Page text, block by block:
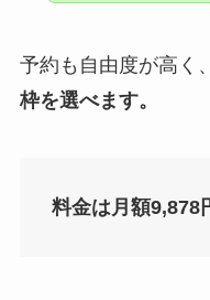
予約も自由度が高く、
枠を選べます。
料金は月額9,878